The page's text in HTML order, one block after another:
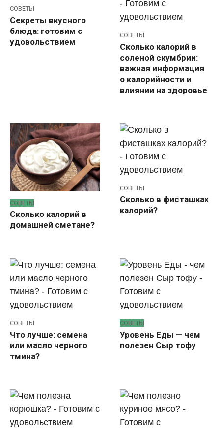
СОВЕТЫ
Секреты вкусного
блюда: готовим с
удовольствием
СОВЕТЫ
Сколько калорий в
соленой скумбрии:
важная информация
о калорийности и
влиянии на здоровье
СОВЕТЫ
Сколько калорий в
домашней сметане?
СОВЕТЫ
Сколько в фисташках
калорий?
СОВЕТЫ
Что лучше: семена
или масло черного
тмина?
СОВЕТЫ
Уровень Еды — чем
полезен Сыр тофу